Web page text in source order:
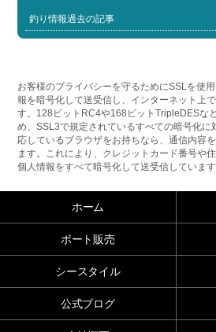
釣り情報過去の記事
お客様のプライバシーを守るためにSSLを使
報を暗号化して送受信し、インターネット上
す。128ビットRC4や168ビットTripleDESな
め、SSL3で規定されているすべての暗号化に
応しているブラウザをお持ちなら、通信内容
ます。これにより、クレジットカード番号や
個人情報をすべて暗号化して送受信しています
ホーム
ボート販売
シースタイル
公式ブログ